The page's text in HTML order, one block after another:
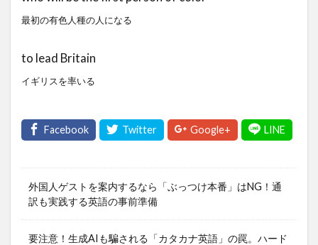
最初の有色人種の人になる
to lead Britain
イギリスを率いる
外国人ゲストを案内するなら「ぶっつけ本番」はNG！通
訳も実践する英語の事前準備
要注意！生成AIも騙される「カタカナ英語」の罠。ハード